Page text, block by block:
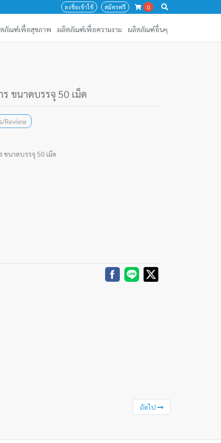
0
ลงชื่อเข้าใช้ สมัครฟรี
ภัณฑ์เพื่อสุขภาพ ผลิตภัณฑ์เพื่อความงาม ผลิตภัณฑ์อื่นๆ
ขนาดบรรจุ 50 เม็ด
/Review
นาดบรรจุ 50 เม็ด
ถัดไป